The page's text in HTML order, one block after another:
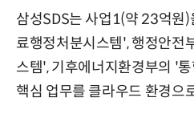
삼성SDS는 사업1(약 23억원)
료행정처분시스템', 행정안전
스템', 기후에너지환경부의 '
핵심 업무를 클라우드 환경으